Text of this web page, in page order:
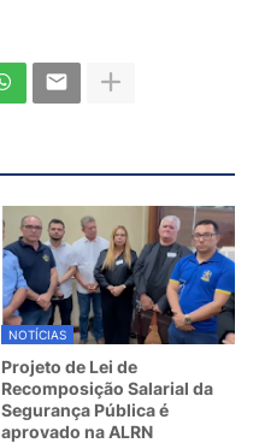
NOTÍCIAS
Projeto de Lei de
Recomposição Salarial da
Segurança Pública é
aprovado na ALRN